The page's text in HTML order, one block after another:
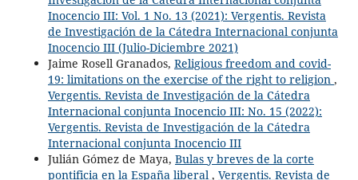
Inocencio III: Vol. 1 No. 13 (2021): Vergentis. Revista
de Investigación de la Cátedra Internacional conjunta
Inocencio III (Julio-Diciembre 2021)
Jaime Rosell Granados, Religious freedom and covid-
19: limitations on the exercise of the right to religion ,
Vergentis. Revista de Investigación de la Cátedra
Internacional conjunta Inocencio III: No. 15 (2022):
Vergentis. Revista de Investigación de la Cátedra
Internacional conjunta Inocencio III
Julián Gómez de Maya, Bulas y breves de la corte
pontificia en la España liberal , Vergentis. Revista de